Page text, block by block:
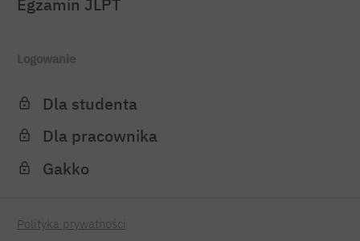
Egzamin JLPT
Logowanie
Dla studenta
Dla pracownika
Gakko
Polityka prywatności